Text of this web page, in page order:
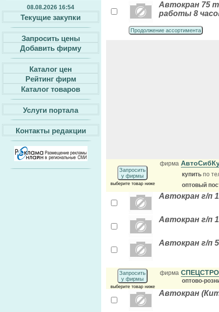
08.08.2026 16:54
Текущие закупки
Запросить цены
Добавить фирму
Каталог цен
Рейтинг фирм
Каталог товаров
Услуги портала
Контакты редакции
Автокран 75
работы 8
Продолжение ассортимента
Запросить
у фирмы
выберите товар ниже
фирма
купить по
оптовый
Автокран г/п
Автокран г/п
Автокран г/п
Запросить
у фирмы
выберите товар ниже
фирма
оптово-
Автокран